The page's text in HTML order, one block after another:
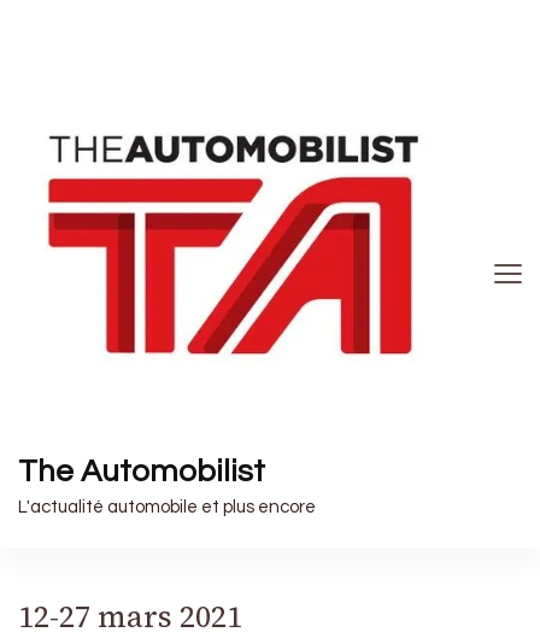
The Automobilist
L'actualité automobile et plus encore
12-27 mars 2021